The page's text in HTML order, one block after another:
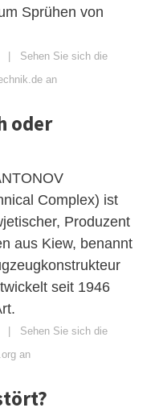
Sprühen von
| Sehen Sie sich die
an
oder
Complex) ist
Produzent
aus Kiew, benannt
seit 1946
| Sehen Sie sich die
an